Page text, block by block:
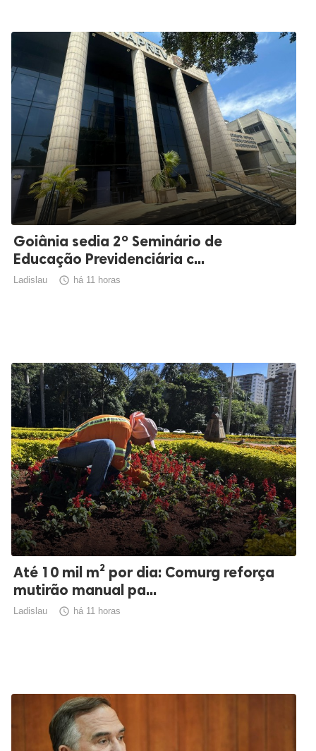
Goiânia sedia 2º Seminário de
Educação Previdenciária c...
Ladislau  há 11 horas
Até 10 mil m² por dia: Comurg reforça
mutirão manual pa...
Ladislau  há 11 horas